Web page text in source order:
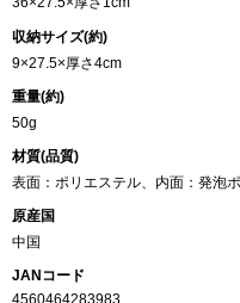
収納サイズ(約)
9×27.5×厚さ4cm
重量(約)
50g
材質(品質)
表面：ポリエステル、内面：発泡
原産国
中国
JANコード